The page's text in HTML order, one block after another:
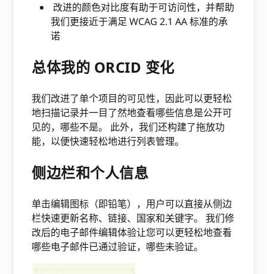
改进的颜色对比度有助于可访问性，并帮助
我们更接近于满足 WCAG 2.1 AA 标准的承
诺
总体我的 ORCID 变化
我们改进了单个项目的可见性，因此可以更轻松
地扫描记录并一目了然地查看哪些信息是公开可
见的，哪些不是。 此外，我们还构建了拖放功
能，以便快速轻松地进行列表管理。
侧边栏和个人信息
单击编辑图标（即铅笔），用户可以直接从侧边
栏快速更新名称、链接、国家和关键字。 我们修
改后的电子邮件编辑体验让您可以更轻松地查看
哪些电子邮件已通过验证，哪些未验证。